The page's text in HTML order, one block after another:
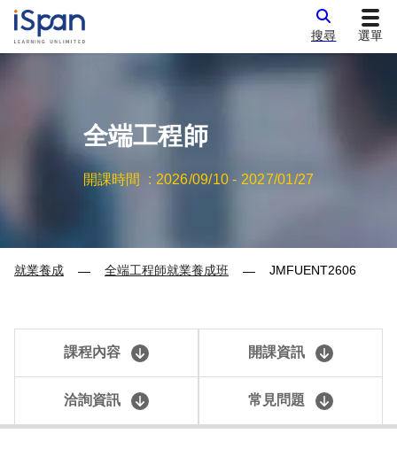
搜尋 選單
全端工程師
開課時間 : 2026/09/10 - 2027/01/27
就業養成 — 全端工程師就業養成班 — JMFUENT2606
課程內容 開課資訊
洽詢資訊 常見問題